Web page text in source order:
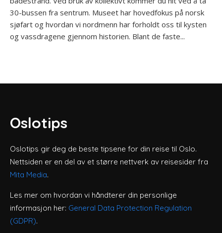
30-bussen fra sentrum. Museet har hovedfokus på norsk
sjøfart og hvordan vi nordmenn har forholdt oss til kysten
og vassdragene gjennom historien. Blant de faste...
Oslotips
Oslotips gir deg de beste tipsene for din reise til Oslo.
Nettsiden er en del av et større nettverk av reisesider fra
Mita Media.
Les mer om hvordan vi håndterer din personlige
informasjon her: General Data Protection Regulation
(GDPR).